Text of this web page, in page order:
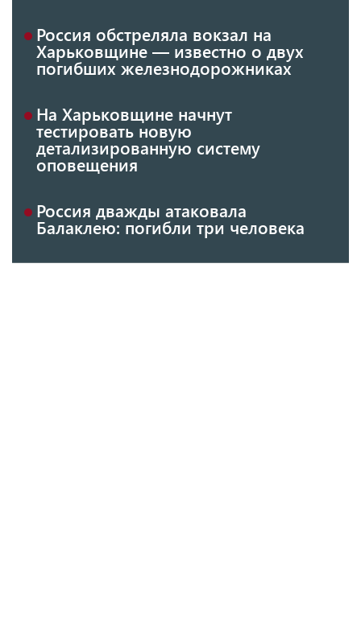
Россия обстреляла вокзал на
Харьковщине — известно о двух
погибших железнодорожниках
На Харьковщине начнут
тестировать новую
детализированную систему
оповещения
Россия дважды атаковала
Балаклею: погибли три человека